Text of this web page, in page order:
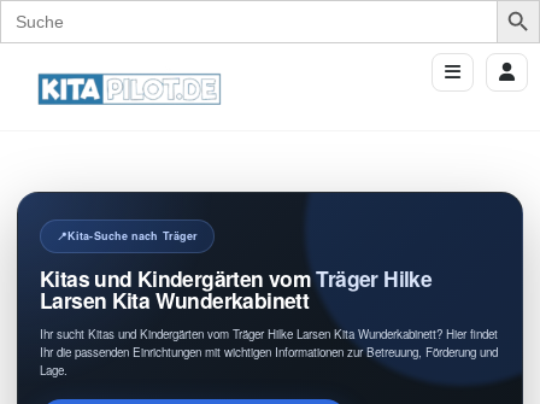
Search
for:
Kita-Suche nach Träger
Kitas und Kindergärten vom Träger Hilke
Larsen Kita Wunderkabinett
Ihr sucht Kitas und Kindergärten vom Träger Hilke Larsen Kita Wunderkabinett? Hier findet
Ihr die passenden Einrichtungen mit wichtigen Informationen zur Betreuung, Förderung und
Lage.